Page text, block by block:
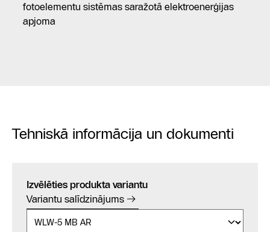
fotoelementu sistēmas saražotā elektroenerģijas
apjoma
Tehniskā informācija un dokumenti
Izvēlēties produkta variantu
Variantu salīdzinājums